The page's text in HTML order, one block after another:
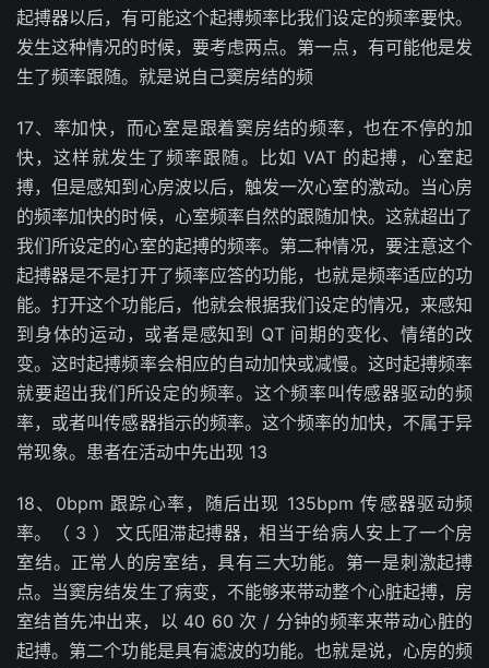
起搏器以后，有可能这个起搏频率比我们设定的频率要快。
发生这种情况的时候，要考虑两点。第一点，有可能他是发
生了频率跟随。就是说自己窦房结的频
17、率加快，而心室是跟着窦房结的频率，也在不停的加
快，这样就发生了频率跟随。比如 VAT 的起搏，心室起
搏，但是感知到心房波以后，触发一次心室的激动。当心房
的频率加快的时候，心室频率自然的跟随加快。这就超出了
我们所设定的心室的起搏的频率。第二种情况，要注意这个
起搏器是不是打开了频率应答的功能，也就是频率适应的功
能。打开这个功能后，他就会根据我们设定的情况，来感知
到身体的运动，或者是感知到 QT 间期的变化、情绪的改
变。这时起搏频率会相应的自动加快或减慢。这时起搏频率
就要超出我们所设定的频率。这个频率叫传感器驱动的频
率，或者叫传感器指示的频率。这个频率的加快，不属于异
常现象。患者在活动中先出现 13
18、0bpm 跟踪心率，随后出现 135bpm 传感器驱动频
率。（ 3 ） 文氏阻滞起搏器，相当于给病人安上了一个房
室结。正常人的房室结，具有三大功能。第一是刺激起搏
点。当窦房结发生了病变，不能够来带动整个心脏起搏，房
室结首先冲出来，以 40 60 次 / 分钟的频率来带动心脏的
起搏。第二个功能是具有滤波的功能。也就是说，心房的频